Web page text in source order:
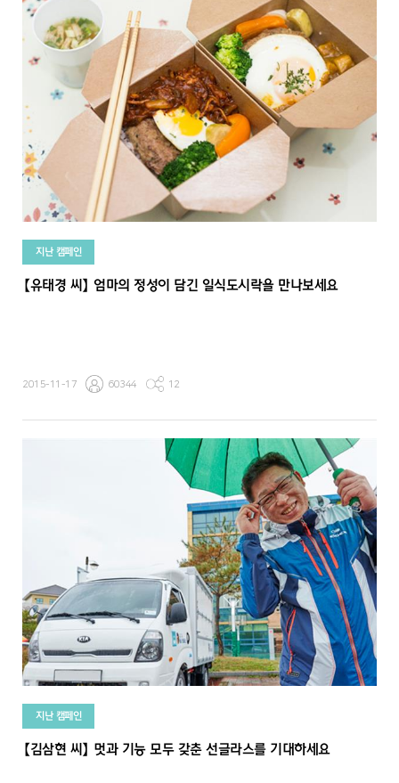
지난 캠페인
【유태경 씨】 엄마의 정성이 담긴 일식도시락을 만나보세요
2015-11-17 60344 12
지난 캠페인
【김삼현 씨】 멋과 기능 모두 갖춘 선글라스를 기대하세요